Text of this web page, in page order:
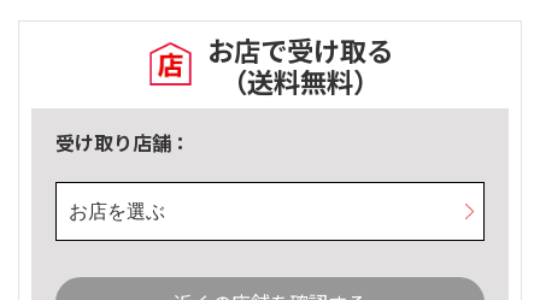
お店で受け取る
（送料無料）
受け取り店舗：
お店を選ぶ